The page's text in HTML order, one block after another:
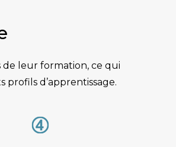
de leur formation, ce qui
profils d’apprentissage.